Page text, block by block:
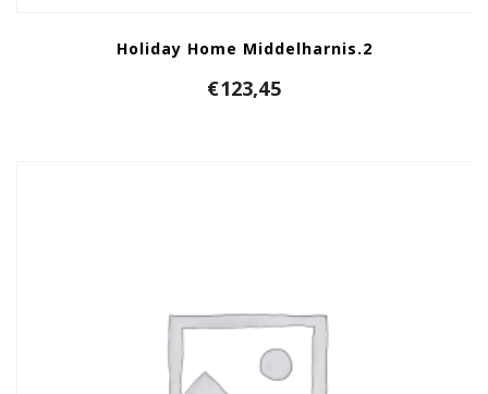
Holiday Home Middelharnis.2
€123,45